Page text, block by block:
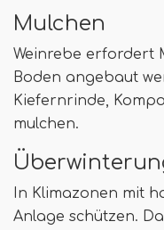
Mulchen
Weinrebe erfordert
Boden angebaut
Kiefernrinde,
mulchen.
In Klimazonen mit
Anlage schützen.